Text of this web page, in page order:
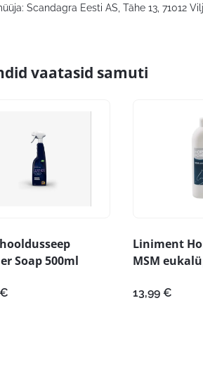
Scandagra Eesti AS, Tähe 13, 71012
vaatasid samuti
Soap 500ml
€
Liniment
MSM
13,99 €